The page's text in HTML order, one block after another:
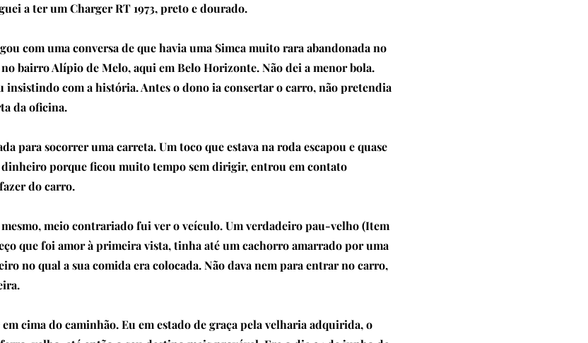
a ter um Charger RT 1973, preto e dourado.
com uma conversa de que havia uma Simca muito rara abandonada no
bairro Alípio de Melo, aqui em Belo Horizonte. Não dei a menor bola.
insistindo com a história. Antes o dono ia consertar o carro, não pretendia
da oficina.
para socorrer uma carreta. Um toco que estava na roda escapou e quase
dinheiro porque ficou muito tempo sem dirigir, entrou em contato
do carro.
meio contrariado fui ver o veículo. Um verdadeiro pau-velho (Item
que foi amor à primeira vista, tinha até um cachorro amarrado por uma
no qual a sua comida era colocada. Não dava nem para entrar no carro,
cima do caminhão. Eu em estado de graça pela velharia adquirida, o